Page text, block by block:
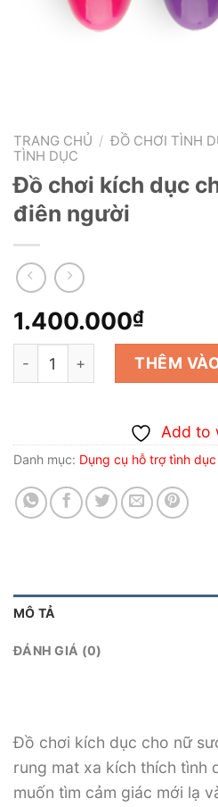
TRANG CHỦ / ĐỒ CHƠI TÌNH
TÌNH DỤC
Đồ chơi kích dục
điên người
1.400.000₫
Đồ chơi kích dục cho nữ
THÊM
Add to
Danh mục: Dụng cụ hỗ trợ tình dục
MÔ TẢ
ĐÁNH GIÁ (0)
Đồ chơi kích dục cho nữ
rung mat xa kích thích tình
muốn tìm cảm giác mới lạ